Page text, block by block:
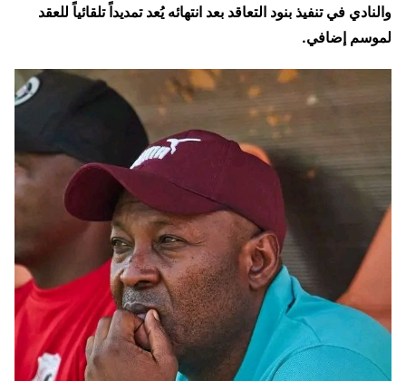
والنادي في تنفيذ بنود التعاقد بعد انتهائه يُعد تمديداً تلقائياً للعقد
لموسم إضافي.